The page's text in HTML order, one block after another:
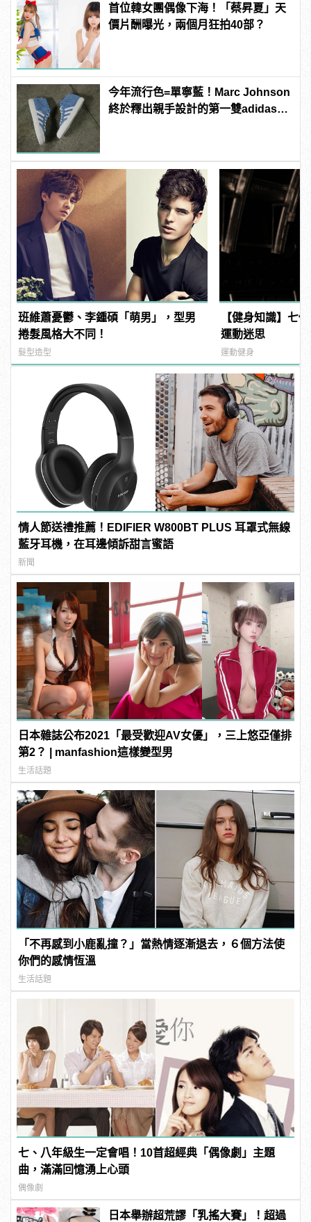
首位韓女團偶像下海！「蔡昇夏」天
價片酬曝光，兩個月狂拍40部？
今年流行色=單寧藍！Marc Johnson
終於釋出親手設計的第一雙adidas滑
班維蕭憂鬱、李鍾碩「萌男」，型男
捲髮風格大不同！
髮型造型
【健身知識】七
運動迷思
運動健身
情人節送禮推薦！EDIFIER W800BT PLUS 耳罩式無線
藍牙耳機，在耳邊傾訴甜言蜜語
新聞
日本雜誌公布2021「最受歡迎AV女優」，三上悠亞僅排
第2？ | manfashion這樣變型男
生活話題
「不再感到小鹿亂撞？」當熱情逐漸退去，６個方法使
你們的感情恆溫
生活話題
七、八年級生一定會唱！10首超經典「偶像劇」主題
曲，滿滿回憶湧上心頭
偶像劇
日本舉辦超荒謬「乳搖大賽」！超過